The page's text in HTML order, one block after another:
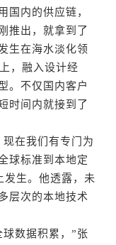
内的供应链，
推出，就拿到了
生在海水淡化领
，融入设计经
。不仅国内客户
时间内就接到了
在我们有专门为
球标准到本地定
发生。他透露，未
层次的本地技术
数据积累，”张